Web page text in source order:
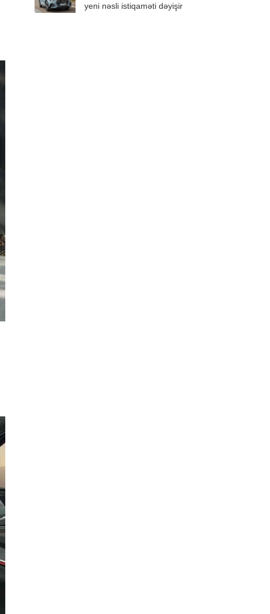
yeni nəsli istiqaməti dəyişir